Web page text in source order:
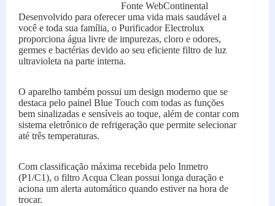
Fonte WebContinental
Desenvolvido para oferecer uma vida mais saudável a
você e toda sua família, o Purificador Electrolux
proporciona água livre de impurezas, cloro e odores,
germes e bactérias devido ao seu eficiente filtro de luz
ultravioleta na parte interna.
O aparelho também possui um design moderno que se
destaca pelo painel Blue Touch com todas as funções
bem sinalizadas e sensíveis ao toque, além de contar com
sistema eletrônico de refrigeração que permite selecionar
até três temperaturas.
Com classificação máxima recebida pelo Inmetro
(P1/C1), o filtro Acqua Clean possui longa duração e
aciona um alerta automático quando estiver na hora de
trocar.